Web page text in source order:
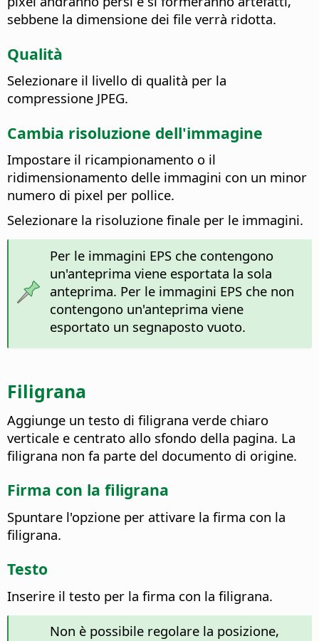
sebbene la dimensione dei file verrà ridotta.
Qualità
Selezionare il livello di qualità per la
compressione JPEG.
Cambia risoluzione dell'immagine
Impostare il ricampionamento o il
ridimensionamento delle immagini con un minor
numero di pixel per pollice.
Selezionare la risoluzione finale per le immagini.
Per le immagini EPS che contengono
un'anteprima viene esportata la sola
anteprima. Per le immagini EPS che non
contengono un'anteprima viene
esportato un segnaposto vuoto.
Filigrana
Aggiunge un testo di filigrana verde chiaro
verticale e centrato allo sfondo della pagina. La
filigrana non fa parte del documento di origine.
Firma con la filigrana
Spuntare l'opzione per attivare la firma con la
filigrana.
Testo
Inserire il testo per la firma con la filigrana.
Non è possibile regolare la posizione,